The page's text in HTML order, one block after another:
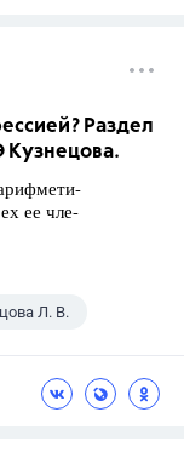
Раздел
Кузнецова.
ее чле-
Л. В.